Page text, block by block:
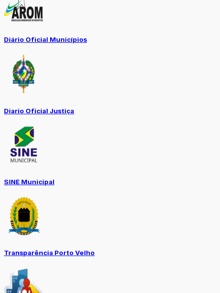
Diário Oficial Municípios
Diario Oficial Justiça
SINE Municipal
Transparência Porto Velho